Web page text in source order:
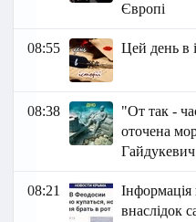
Європі
08:55 Цей день в
08:38
"От так -
оточена
Гайдукевич
08:21
внаслідок